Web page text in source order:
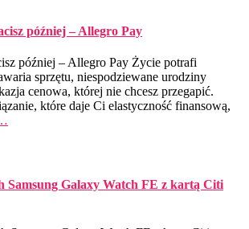
później – Allegro Pay
później – Allegro Pay Życie potrafi
sprzętu, niespodziewane urodziny
cenowa, której nie chcesz przegapić.
które daje Ci elastyczność finansową,
Samsung Galaxy Watch FE z kartą Citi